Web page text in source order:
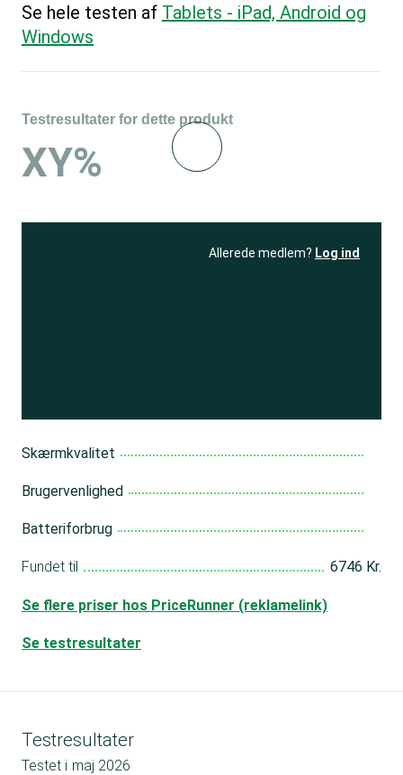
Se hele testen af Tablets - iPad, Android og
Windows
Testresultater for dette produkt
XY%
Allerede medlem? Log ind
Skærmkvalitet
Brugervenlighed
Batteriforbrug
Fundet til 6746 Kr.
Se flere priser hos PriceRunner (reklamelink)
Se testresultater
Testresultater
Testet i maj 2026